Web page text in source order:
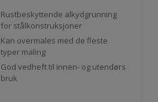
Rustbeskyttende alkydgrunning
for stålkonstruksjoner
Kan overmales med de fleste
typer maling
God vedheft til innen- og utendørs
bruk